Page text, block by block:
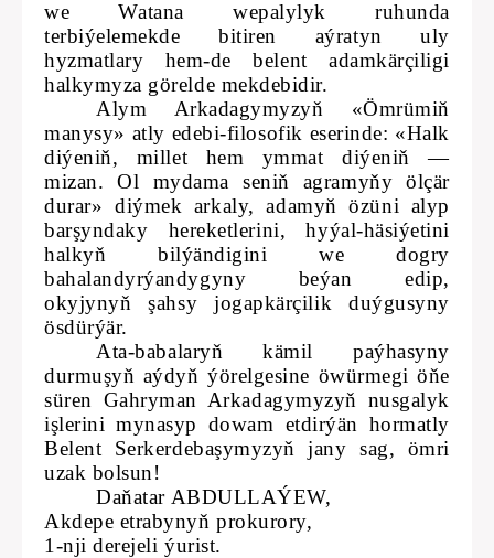
we Watana wepalylyk ruhunda
terbiýelemekde bitiren aýratyn uly
hyzmatlary hem-de belent adamkärçiligi
halkymyza görelde mekdebidir.
Alym Arkadagymyzyň «Ömrümiň
manysy» atly edebi-filosofik eserinde: «Halk
diýeniň, millet hem ymmat diýeniň —
mizan. Ol mydama seniň agramyňy ölçär
durar» diýmek arkaly, adamyň özüni alyp
barşyndaky hereketlerini, hyýal-häsiýetini
halkyň bilýändigini we dogry
bahalandyrýandygyny beýan edip,
okyjynyň şahsy jogapkärçilik duýgusyny
ösdürýär.
Ata-babalaryň kämil paýhasyny
durmuşyň aýdyň ýörelgesine öwürmegi öňe
süren Gahryman Arkadagymyzyň nusgalyk
işlerini mynasyp dowam etdirýän hormatly
Belent Serkerdebaşymyzyň jany sag, ömri
uzak bolsun!
Daňatar ABDULLAÝEW,
Akdepe etrabynyň prokurory,
1-nji derejeli ýurist.